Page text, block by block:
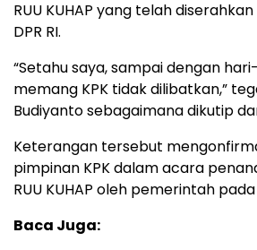
RUU KUHAP yang telah
DPR RI.
“Setahu saya, sampai dengan
memang KPK tidak dilibatkan,”
Budiyanto sebagaimana dikutip
Keterangan tersebut
pimpinan KPK dalam acara
RUU KUHAP oleh pemerintah
Baca Juga: